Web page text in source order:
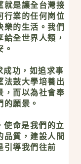
就是讓全台灣接
行業的任何崗位
樂的生活。我們
全世界人類，
功，如追求事
法鼓大學培養出
，而以為社會奉
願景。
使命是我們的立
品質，建設人間
引導我們往前